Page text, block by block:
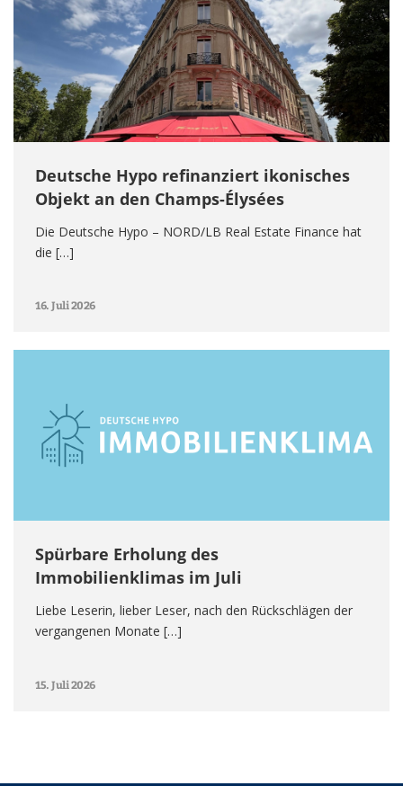
Deutsche Hypo refinanziert ikonisches
Objekt an den Champs-Élysées
Die Deutsche Hypo – NORD/LB Real Estate Finance hat
die […]
16. Juli 2026
Spürbare Erholung des
Immobilienklimas im Juli
Liebe Leserin, lieber Leser, nach den Rückschlägen der
vergangenen Monate […]
15. Juli 2026